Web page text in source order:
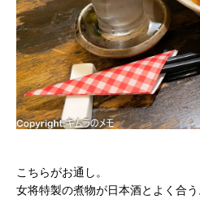
こちらがお通し。
女将特製の煮物が日本酒とよく合う